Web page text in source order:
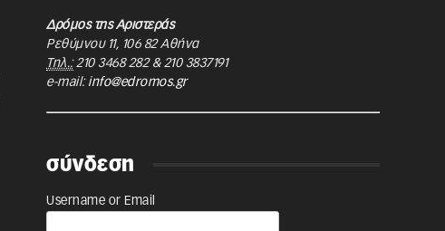
Δρόμος της Αριστεράς
Ρεθύμνου 11, 106 82 Αθήνα
Τηλ.: 210 3468 282& 210 3837191
e-mail: info@edromos.gr
σύνδεση
Username or Email